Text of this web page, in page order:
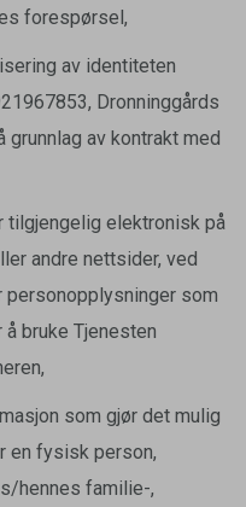
forespørsel,
av identiteten
Dronninggårds
grunnlag av kontrakt med
tilgjengelig elektronisk på
andre nettsider, ved
personopplysninger som
bruke Tjenesten
som gjør det mulig
en fysisk person,
hennes familie-,